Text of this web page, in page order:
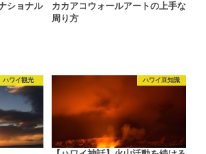
ショナル
カカアコウォールアートの上手な
周り方
ハワイ観光 ハワイ豆知識